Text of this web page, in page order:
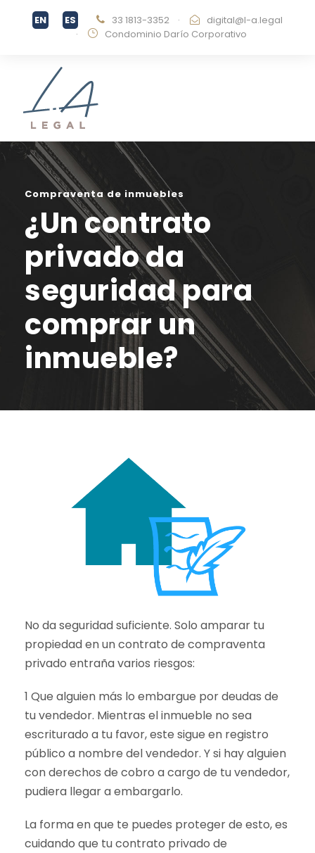
33 1813-3352 ·
digital@l-a.legal
·
Condominio Darío Corporativo
Compraventa de inmuebles
¿Un contrato
privado da
seguridad para
comprar un
inmueble?
No da seguridad suficiente. Solo amparar tu
propiedad en un contrato de compraventa
privado entraña varios riesgos:
1 Que alguien más lo embargue por deudas de
tu vendedor. Mientras el inmueble no sea
escriturado a tu favor, este sigue en registro
público a nombre del vendedor. Y si hay alguien
con derechos de cobro a cargo de tu vendedor,
pudiera llegar a embargarlo.
La forma en que te puedes proteger de esto, es
cuidando que tu contrato privado de